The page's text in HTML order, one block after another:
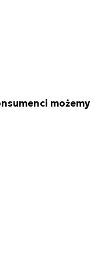
możemy